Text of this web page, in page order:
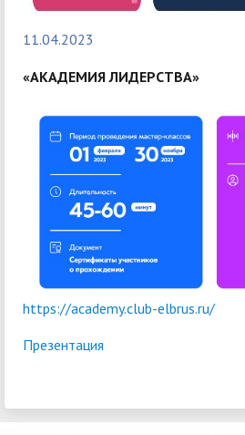
11.04.2023
«АКАДЕМИЯ ЛИДЕРСТВА»
https://academy.club-elbrus.ru/
Презентация